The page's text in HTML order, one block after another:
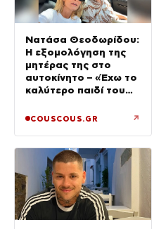
Νατάσα Θεοδωρίδου:
Η εξομολόγηση της
μητέρας της στο
αυτοκίνητο – «Έχω το
καλύτερο παιδί του
COUSCOUS.GR ↗